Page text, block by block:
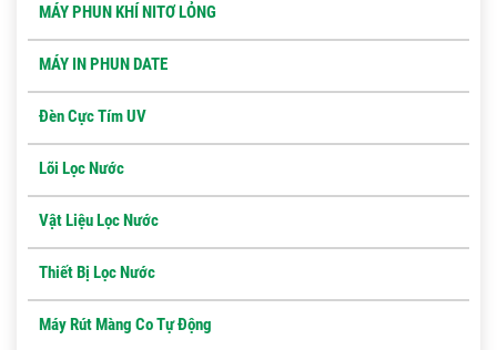
MÁY PHUN KHÍ NITƠ LỎNG
MÁY IN PHUN DATE
Đèn Cực Tím UV
Lõi Lọc Nước
Vật Liệu Lọc Nước
Thiết Bị Lọc Nước
Máy Rút Màng Co Tự Động